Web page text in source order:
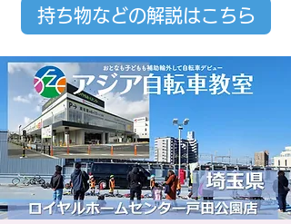
持ち物などの解説はこちら